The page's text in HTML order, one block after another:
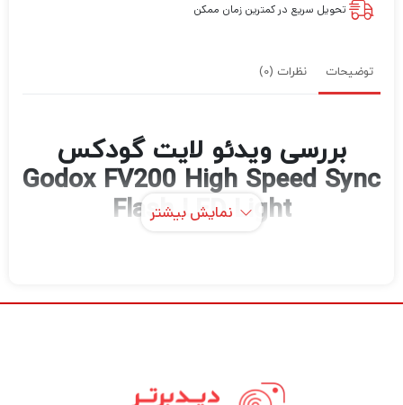
تحویل سریع در کمترین زمان ممکن
توضیحات نظرات (0)
بررسی ویدئو لایت گودکس
Godox FV200 High Speed Sync
Flash LED Light
Speed Sync Flash LED Light اگر می‌دانید که
یا نور پیوسته استفاده کنید. خوب، شما می
نمایش بیشتر